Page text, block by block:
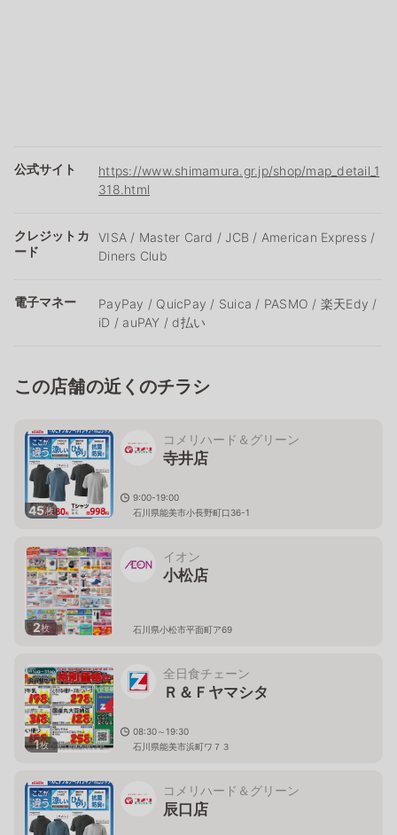
公式サイト
https://www.shimamura.gr.jp/shop/map_detail_1
318.html
クレジットカ
ード
VISA / Master Card / JCB / American Express /
Diners Club
電子マネー
PayPay / QuicPay / Suica / PASMO / 楽天Edy /
iD / auPAY / d払い
この店舗の近くのチラシ
45枚
コメリハード＆グリーン
寺井店
9:00-19:00
石川県能美市小長野町口36-1
2枚
イオン
小松店
石川県小松市平面町ア69
1枚
全日食チェーン
Ｒ＆Ｆヤマシタ
08:30～19:30
石川県能美市浜町ワ７３
コメリハード＆グリーン
辰口店